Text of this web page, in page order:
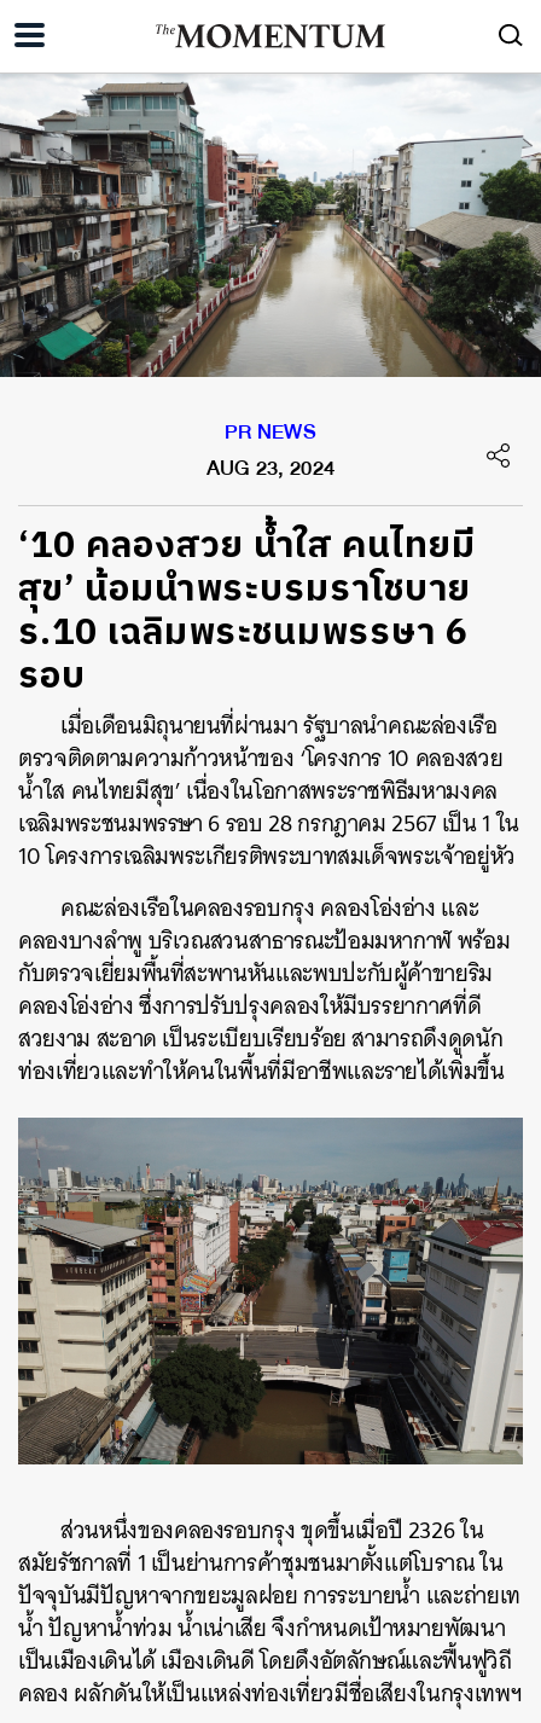
PR NEWS
AUG 23, 2024
‘10 คลองสวย น้ำใส คนไทยมี
สุข’ น้อมนำพระบรมราโชบาย
ร.10 เฉลิมพระชนมพรรษา 6
รอบ
เมื่อเดือนมิถุนายนที่ผ่านมา รัฐบาลนำคณะล่องเรือ
ตรวจติดตามความก้าวหน้าของ ‘โครงการ 10 คลองสวย
น้ำใส คนไทยมีสุข’ เนื่องในโอกาสพระราชพิธีมหามงคล
เฉลิมพระชนมพรรษา 6 รอบ 28 กรกฎาคม 2567 เป็น 1 ใน
10 โครงการเฉลิมพระเกียรติพระบาทสมเด็จพระเจ้าอยู่หัว
คณะล่องเรือในคลองรอบกรุง คลองโอ่งอ่าง และ
คลองบางลำพู บริเวณสวนสาธารณะป้อมมหากาฬ พร้อม
กับตรวจเยี่ยมพื้นที่สะพานหันและพบปะกับผู้ค้าขายริม
คลองโอ่งอ่าง ซึ่งการปรับปรุงคลองให้มีบรรยากาศที่ดี
สวยงาม สะอาด เป็นระเบียบเรียบร้อย สามารถดึงดูดนัก
ท่องเที่ยวและทำให้คนในพื้นที่มีอาชีพและรายได้เพิ่มขึ้น
ส่วนหนึ่งของคลองรอบกรุง ขุดขึ้นเมื่อปี 2326 ใน
สมัยรัชกาลที่ 1 เป็นย่านการค้าชุมชนมาตั้งแต่โบราณ ใน
ปัจจุบันมีปัญหาจากขยะมูลฝอย การระบายน้ำ และถ่ายเท
น้ำ ปัญหาน้ำท่วม น้ำเน่าเสีย จึงกำหนดเป้าหมายพัฒนา
เป็นเมืองเดินได้ เมืองเดินดี โดยดึงอัตลักษณ์และฟื้นฟูวิถี
คลอง ผลักดันให้เป็นแหล่งท่องเที่ยวมีชื่อเสียงในกรุงเทพฯ